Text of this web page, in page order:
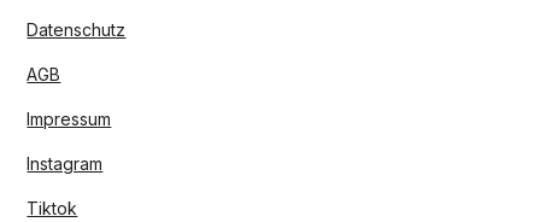
Datenschutz
AGB
Impressum
Instagram
Tiktok